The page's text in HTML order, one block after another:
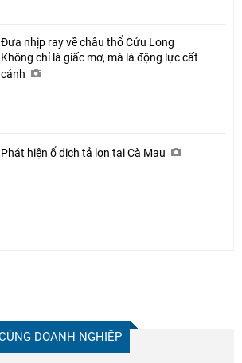
Đưa nhịp ray về châu thổ Cửu Long
Không chỉ là giấc mơ, mà là động lực cất
cánh
Phát hiện ổ dịch tả lợn tại Cà Mau
DOANH NGHIỆP